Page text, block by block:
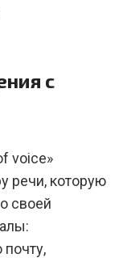
с
voice»
речи, которую
своей